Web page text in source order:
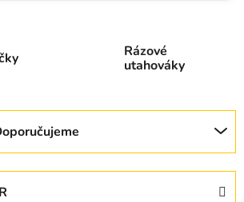
Rázové
utahováky